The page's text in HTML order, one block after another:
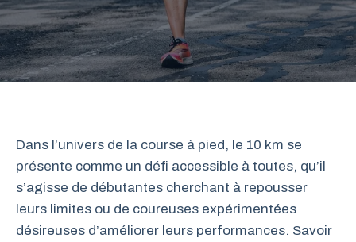
Dans l’univers de la course à pied, le 10 km se
présente comme un défi accessible à toutes, qu’il
s’agisse de débutantes cherchant à repousser
leurs limites ou de coureuses expérimentées
désireuses d’améliorer leurs performances. Savoir